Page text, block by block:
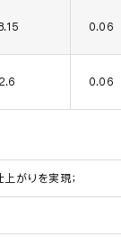
0.06
2.6 0.06
がりを実現；